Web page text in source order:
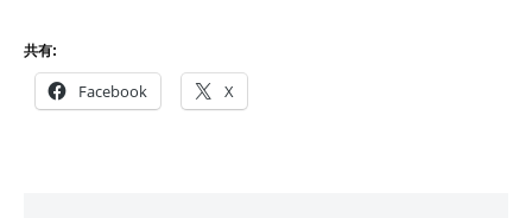
共有:
Facebook X